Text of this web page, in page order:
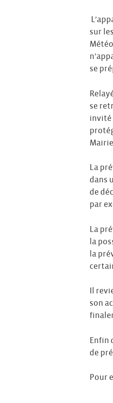
sur
se
se
invité
La
dans
de
par
La
la
la
Il
son
Enfin
de
Pour